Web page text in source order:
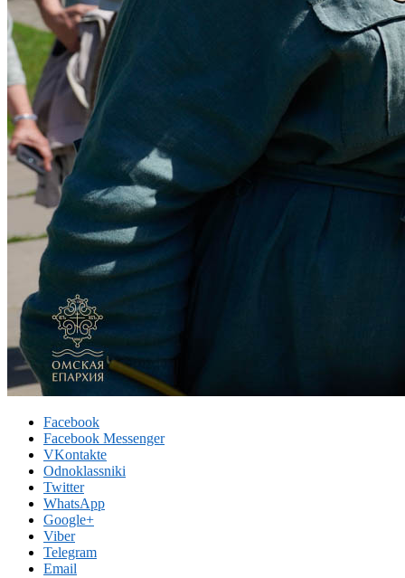
Facebook
Facebook Messenger
VKontakte
Odnoklassniki
Twitter
WhatsApp
Google+
Viber
Telegram
Email